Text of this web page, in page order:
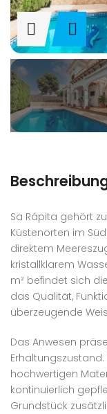
Sa Rápita gehört
Küstenorten im
direktem
kristallklarem
m² befindet sich
das Qualität,
überzeugende
Das Anwesen
hochwertigen
kontinuierlich
Grundstück